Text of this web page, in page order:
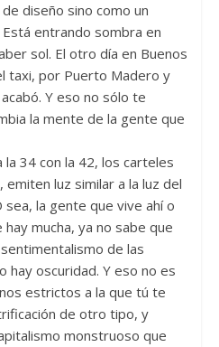
diseño sino como un
entrando sombra en
sol. El otro día en Buenos
taxi, por Puerto Madero y
Y eso no sólo te
la mente de la gente que
la 34 con la 42, los carteles
luz similar a la luz del
sea, la gente que vive ahí o
mucha, ya no sabe que
de las
hay oscuridad. Y eso no es
estrictos a la que tú te
de otro tipo, y
monstruoso que